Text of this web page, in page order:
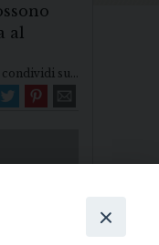
al
condividi su...